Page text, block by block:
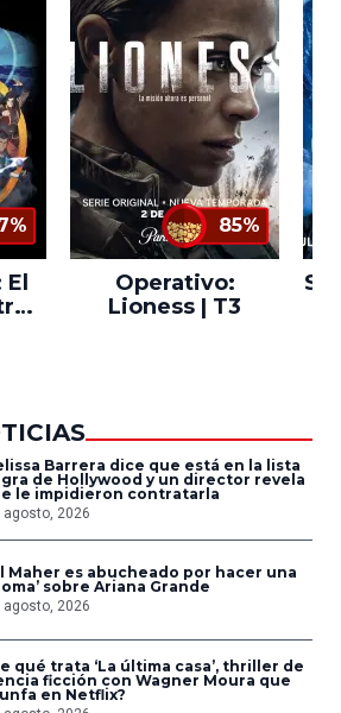
El
85%
Operativo:
Lioness | T3
Barrera dice que está en la lista
de Hollywood y un director revela
le impidieron contratarla
agosto, 2026
Maher es abucheado por hacer una
sobre Ariana Grande
agosto, 2026
qué trata ‘La última casa’, thriller de
ficción con Wagner Moura que
en Netflix?